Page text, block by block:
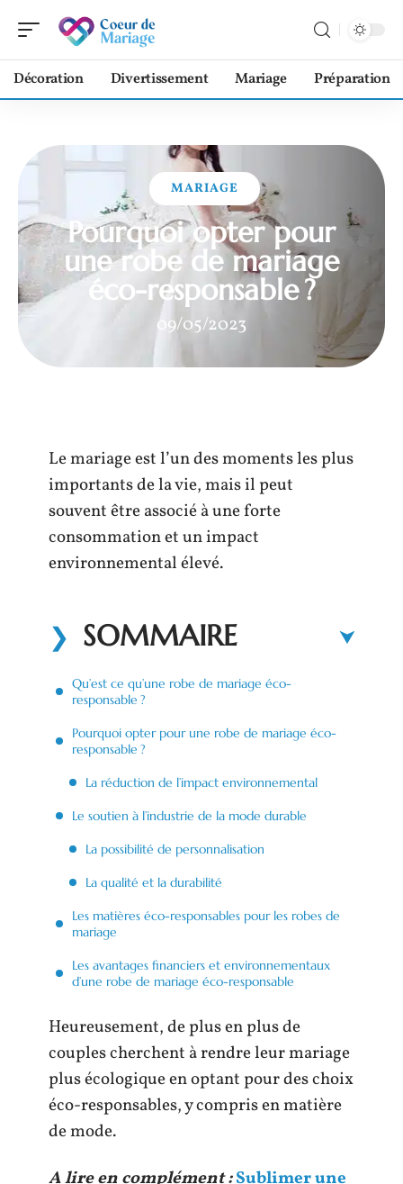
Décoration Divertissement Mariage Préparation
MARIAGE
Pourquoi opter pour
une robe de mariage
éco-responsable ?
09/05/2023
Le mariage est l’un des moments les plus
importants de la vie, mais il peut
souvent être associé à une forte
consommation et un impact
environnemental élevé.
SOMMAIRE
Qu’est ce qu’une robe de mariage éco-
responsable ?
Pourquoi opter pour une robe de mariage éco-
responsable ?
La réduction de l’impact environnemental
Le soutien à l’industrie de la mode durable
La possibilité de personnalisation
La qualité et la durabilité
Les matières éco-responsables pour les robes de
mariage
Les avantages financiers et environnementaux
d’une robe de mariage éco-responsable
Heureusement, de plus en plus de
couples cherchent à rendre leur mariage
plus écologique en optant pour des choix
éco-responsables, y compris en matière
de mode.
A lire en complément :Sublimer une